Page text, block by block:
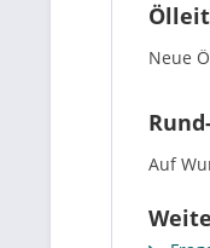
Neue
Auf